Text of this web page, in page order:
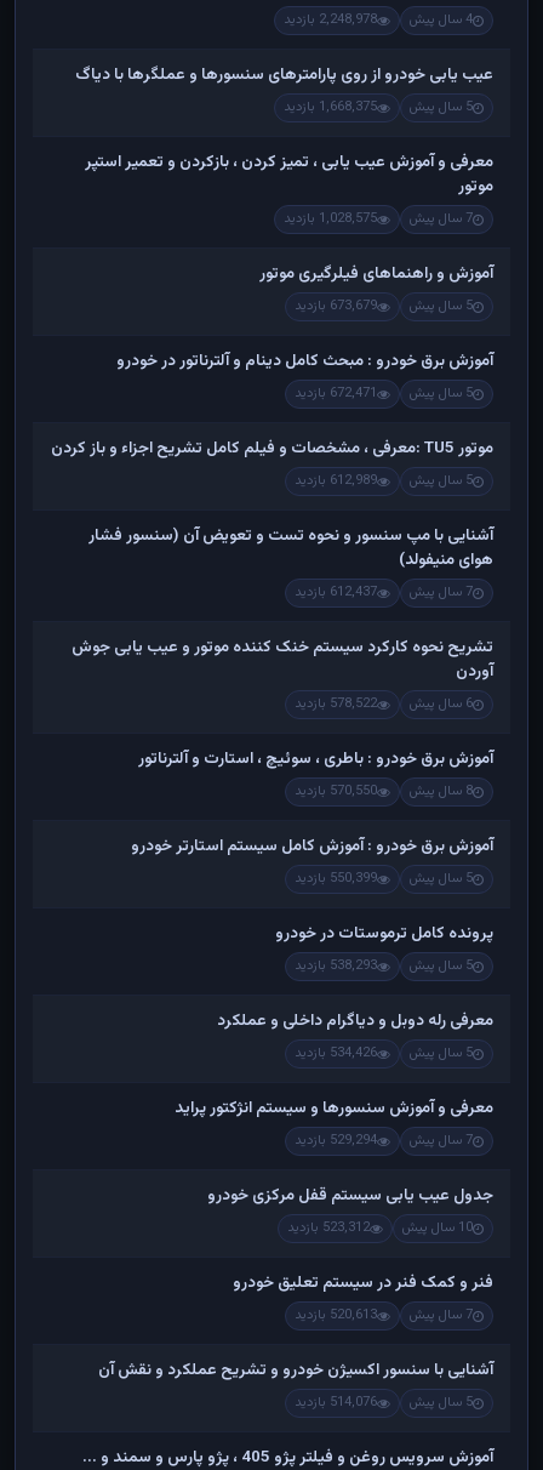
4 سال پیش 2,248,978 بازدید
عیب یابی خودرو از روی پارامترهای سنسورها و عملگرها با دیاگ
5 سال پیش 1,668,375 بازدید
معرفی و آموزش عیب یابی ، تمیز کردن ، بازکردن و تعمیر استپر
موتور
7 سال پیش 1,028,575 بازدید
آموزش و راهنماهای فیلرگیری موتور
5 سال پیش 673,679 بازدید
آموزش برق خودرو : مبحث کامل دینام و آلترناتور در خودرو
5 سال پیش 672,471 بازدید
موتور TU5 :معرفی ، مشخصات و فیلم کامل تشریح اجزاء و باز کردن
5 سال پیش 612,989 بازدید
آشنایی با مپ سنسور و نحوه تست و تعویض آن (سنسور فشار
هوای منیفولد)
7 سال پیش 612,437 بازدید
تشریح نحوه کارکرد سیستم خنک کننده موتور و عیب یابی جوش
آوردن
6 سال پیش 578,522 بازدید
آموزش برق خودرو : باطری ، سوئیچ ، استارت و آلترناتور
8 سال پیش 570,550 بازدید
آموزش برق خودرو : آموزش کامل سیستم استارتر خودرو
5 سال پیش 550,399 بازدید
پرونده کامل ترموستات در خودرو
5 سال پیش 538,293 بازدید
معرفی رله دوبل و دیاگرام داخلی و عملکرد
5 سال پیش 534,426 بازدید
معرفی و آموزش سنسورها و سیستم انژکتور پراید
7 سال پیش 529,294 بازدید
جدول عیب یابی سیستم قفل مرکزی خودرو
10 سال پیش 523,312 بازدید
فنر و کمک فنر در سیستم تعلیق خودرو
7 سال پیش 520,613 بازدید
آشنایی با سنسور اکسیژن خودرو و تشریح عملکرد و نقش آن
5 سال پیش 514,076 بازدید
آموزش سرویس روغن و فیلتر پژو 405 ، پژو پارس و سمند و ...